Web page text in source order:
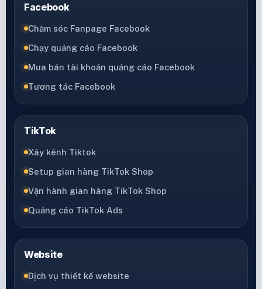
Facebook
Chăm sóc Fanpage Facebook
Chạy quảng cáo Facebook
Mua bán tài khoản quảng cáo Facebook
Tương tác Facebook
TikTok
Xây kênh Tiktok
Setup gian hàng TikTok Shop
Vận hành gian hàng TikTok Shop
Quảng cáo TikTok Ads
Website
Dịch vụ thiết kế website